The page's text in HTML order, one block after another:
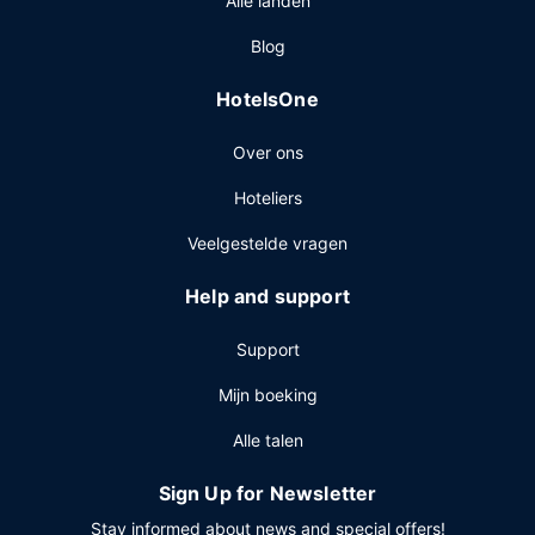
tegen betaling een ontbijt voor onderweg geserveerd van
beschikbaar van 07.00 uur tot 12.00 uur.
een limousine- of autoservice en een snelle
uitcheckservice. Ter plaatse heb je parkeerplaatsen.
Blog
HotelsOne
Over ons
Hoteliers
Veelgestelde vragen
Help and support
Support
Mijn boeking
Alle talen
Sign Up for Newsletter
Stay informed about news and special offers!